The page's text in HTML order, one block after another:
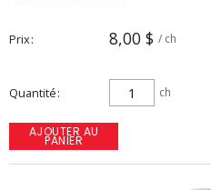
Prix 8,00 $ / ch
Quantité ch
AJOUTER AU
PANIER